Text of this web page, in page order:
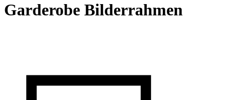
Garderobe Bilderrahmen